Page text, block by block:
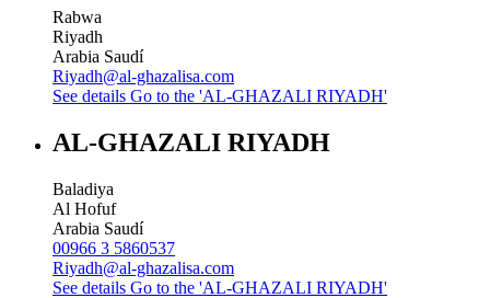
Rabwa
Riyadh
Arabia Saudí
Riyadh@al-ghazalisa.com
See details Go to the 'AL-GHAZALI RIYADH'
AL-GHAZALI RIYADH
Baladiya
Al Hofuf
Arabia Saudí
00966 3 5860537
Riyadh@al-ghazalisa.com
See details Go to the 'AL-GHAZALI RIYADH'